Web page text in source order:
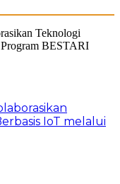
IoT melalui